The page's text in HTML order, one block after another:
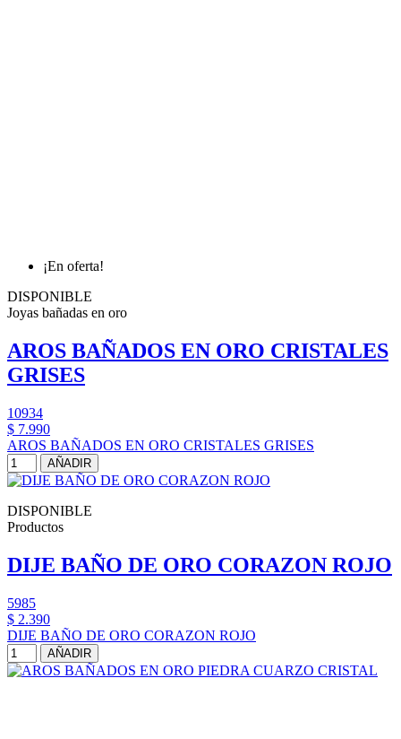
¡En oferta!
DISPONIBLE
Joyas bañadas en oro
AROS BAÑADOS EN ORO CRISTALES
GRISES
10934
$ 7.990
AROS BAÑADOS EN ORO CRISTALES GRISES
AÑADIR
DISPONIBLE
Productos
DIJE BAÑO DE ORO CORAZON ROJO
5985
$ 2.390
DIJE BAÑO DE ORO CORAZON ROJO
AÑADIR